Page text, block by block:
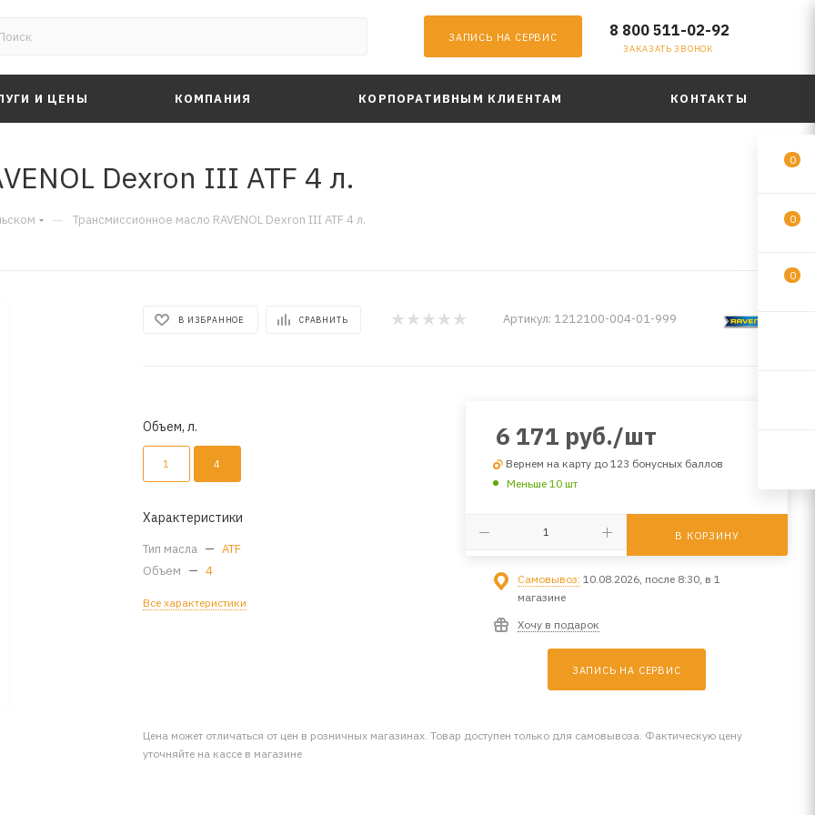
ЗАПИСЬ НА СЕРВИС 8 800 511-02-92
ЗАКАЗАТЬ ЗВОНОК
И ЦЕНЫ КОМПАНИЯ КОРПОРАТИВНЫМ КЛИЕНТАМ КОНТАКТЫ
Dexron III ATF 4 л.
— Трансмиссионное масло RAVENOL Dexron III ATF 4 л.
В ИЗБРАННОЕ СРАВНИТЬ Артикул: 1212100-004-01-999
Объем, л.
1 4
Характеристики
Тип масла — ATF
Объем — 4
Все характеристики
6 171 руб./шт
Вернем на карту до 123 бонусных баллов
Меньше 10 шт
В КОРЗИНУ
Самовывоз: 10.08.2026, после 8:30, в 1
магазине
Хочу в подарок
ЗАПИСЬ НА СЕРВИС
Цена может отличаться от цен в розничных магазинах. Товар доступен только для самовывоза. Фактическую цену
уточняйте на кассе в магазине
0
0
0